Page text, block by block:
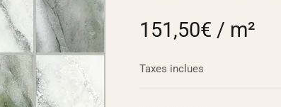
151,50€ / m²
Taxes inclues